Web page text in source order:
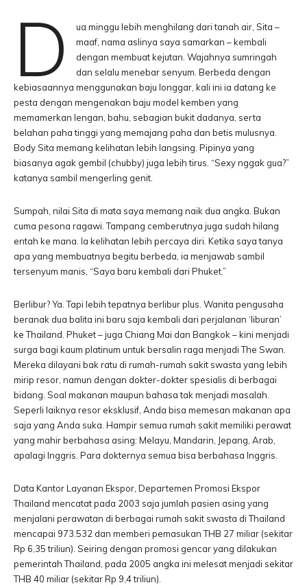
D
ua minggu lebih menghilang dari tanah air, Sita –
maaf, nama aslinya saya samarkan – kembali
dengan membuat kejutan. Wajahnya sumringah
dan selalu menebar senyum. Berbeda dengan
kebiasaannya menggunakan baju longgar, kali ini ia datang ke
pesta dengan mengenakan baju model kemben yang
memamerkan lengan, bahu, sebagian bukit dadanya, serta
belahan paha tinggi yang memajang paha dan betis mulusnya.
Body Sita memang kelihatan lebih langsing. Pipinya yang
biasanya agak gembil (chubby) juga lebih tirus. “Sexy nggak gua?”
katanya sambil mengerling genit.
Sumpah, nilai Sita di mata saya memang naik dua angka. Bukan
cuma pesona ragawi. Tampang cemberutnya juga sudah hilang
entah ke mana. Ia kelihatan lebih percaya diri. Ketika saya tanya
apa yang membuatnya begitu berbeda, ia menjawab sambil
tersenyum manis, “Saya baru kembali dari Phuket.”
Berlibur? Ya. Tapi lebih tepatnya berlibur plus. Wanita pengusaha
beranak dua balita ini baru saja kembali dari perjalanan ‘liburan’
ke Thailand. Phuket – juga Chiang Mai dan Bangkok – kini menjadi
surga bagi kaum platinum untuk bersalin raga menjadi The Swan.
Mereka dilayani bak ratu di rumah-rumah sakit swasta yang lebih
mirip resor, namun dengan dokter-dokter spesialis di berbagai
bidang. Soal makanan maupun bahasa tak menjadi masalah.
Seperli laiknya resor eksklusif, Anda bisa memesan makanan apa
saja yang Anda suka. Hampir semua rumah sakit memiliki perawat
yang mahir berbahasa asing: Melayu, Mandarin, Jepang, Arab,
apalagi Inggris. Para dokternya semua bisa berbahasa Inggris.
Data Kantor Layanan Ekspor, Departemen Promosi Ekspor
Thailand mencatat pada 2003 saja jumlah pasien asing yang
menjalani perawatan di berbagai rumah sakit swasta di Thailand
mencapai 973.532 dan memberi pemasukan THB 27 miliar (sekitar
Rp 6,35 triliun). Seiring dengan promosi gencar yang dilakukan
pemerintah Thailand, pada 2005 angka ini melesat menjadi sekitar
THB 40 miliar (sekitar Rp 9,4 triliun).